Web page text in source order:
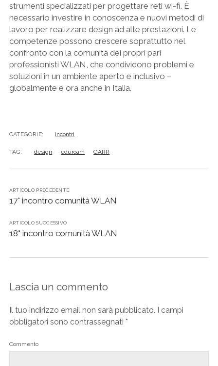
strumenti specializzati per progettare reti wi-fi. È
necessario investire in conoscenza e nuovi metodi di
lavoro per realizzare design ad alte prestazioni. Le
competenze possono crescere soprattutto nel
confronto con la comunità dei propri pari
professionisti WLAN, che condividono problemi e
soluzioni in un ambiente aperto e inclusivo –
globalmente e ora anche in Italia.
CATEGORIE: incontri
TAG: design eduroam GARR
ARTICOLO PRECEDENTE
17° incontro comunità WLAN
ARTICOLO SUCCESSIVO
18° incontro comunità WLAN
Lascia un commento
Il tuo indirizzo email non sarà pubblicato. I campi
obbligatori sono contrassegnati *
Commento